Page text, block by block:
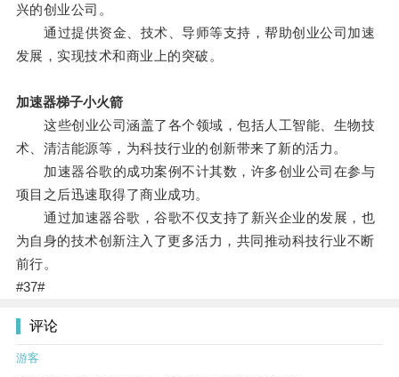
兴的创业公司。
通过提供资金、技术、导师等支持，帮助创业公司加速
发展，实现技术和商业上的突破。
加速器梯子小火箭
这些创业公司涵盖了各个领域，包括人工智能、生物技
术、清洁能源等，为科技行业的创新带来了新的活力。
加速器谷歌的成功案例不计其数，许多创业公司在参与
项目之后迅速取得了商业成功。
通过加速器谷歌，谷歌不仅支持了新兴企业的发展，也
为自身的技术创新注入了更多活力，共同推动科技行业不断
前行。
#37#
评论
游客